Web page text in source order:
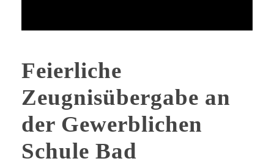
Feierliche
Zeugnisübergabe an
der Gewerblichen
Schule Bad